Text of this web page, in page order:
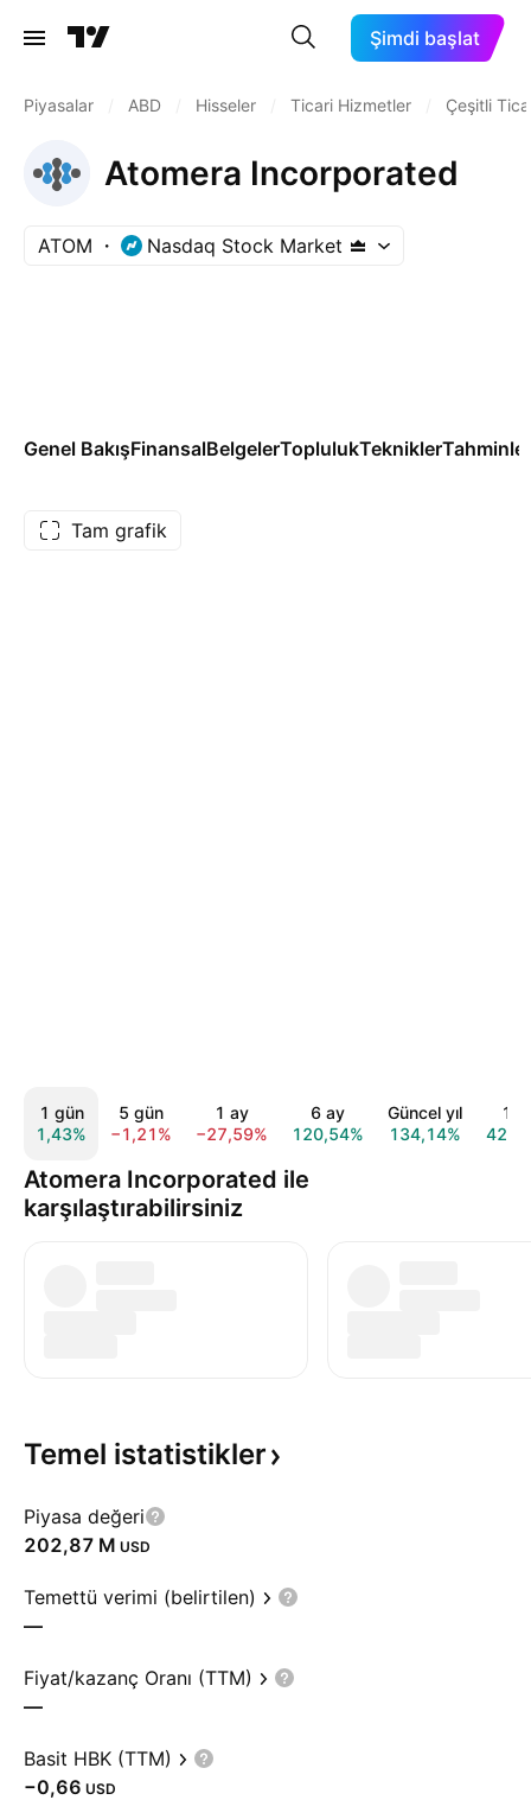
Şimdi başlat
Piyasalar ABD Hisseler Ticari Hizmetler Çeşitli
Atomera Incorporated
ATOM Nasdaq Stock Market
Genel BakışFinansalBelgelerToplulukTekniklerTahminler
Tam grafik
1 gün
1,43%
5 gün
−1,21%
1 ay
−27,59%
6 ay
120,54%
Güncel yıl
134,14%
1
Atomera Incorporated ile
karşılaştırabilirsiniz
Temel istatistikler
Piyasa değeri
‪202,87 M‬ USD
Temettü verimi (belirtilen)
—
Fiyat/kazanç Oranı (TTM)
—
Basit HBK (TTM)
−0,66 USD